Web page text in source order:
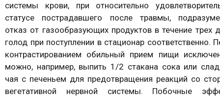
системы крови, при относительно
статусе пострадавшего после травмы,
отказ от газообразующих продуктов в течение трех
голод при поступлении в стационар соответственно.
контрастированием обильный прием пищи
можно, например, выпить 1/2 стакана сока или
чая с печеньем для предотвращения реакций со
вегетативной нервной системы. Побочные